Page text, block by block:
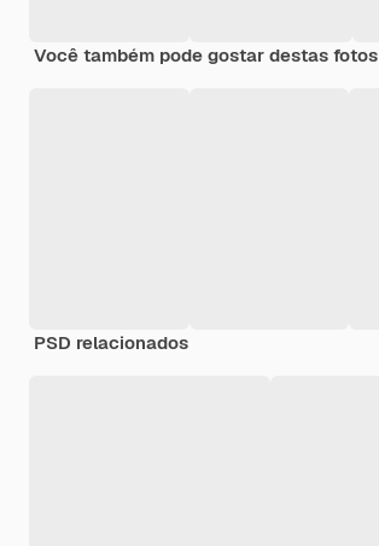
Você também pode gostar destas fotos
PSD relacionados